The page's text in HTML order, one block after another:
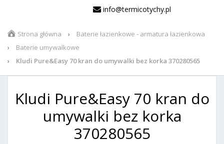
info@termicotychy.pl
Strona główna
Baterie łazienkowe - armatura łazienkowa
Baterie umywalkowe
Kludi Pure&Easy 70 kran do umywalki bez korka 370280565
Kludi Pure&Easy 70 kran do
umywalki bez korka
370280565